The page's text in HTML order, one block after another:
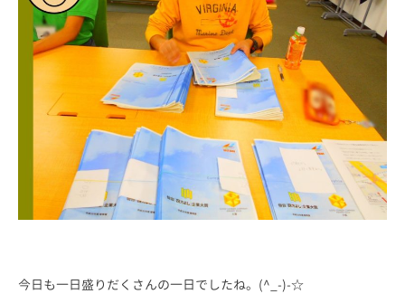
今日も一日盛りだくさんの一日でしたね。(^_-)-☆